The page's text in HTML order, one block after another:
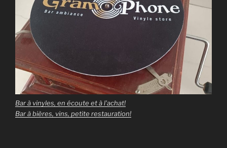
Bar à vinyles, en écoute et à l'achat!
Bar à bières, vins, petite restauration!